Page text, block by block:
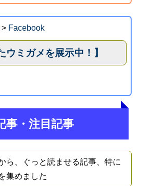
Facebook
ウミガメを展示中！】
事・注目記事
ら、ぐっと読ませる記事、特に
集めました